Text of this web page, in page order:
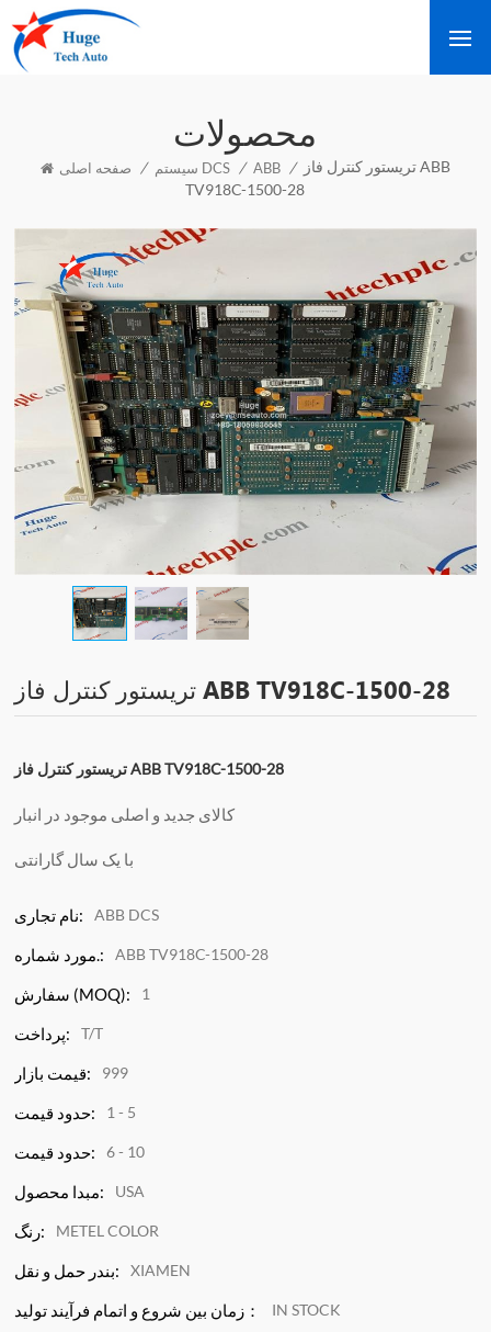
محصولات
صفحه اصلی / سیستم DCS / ABB /
تریستور کنترل فاز ABB
TV918C-1500-28
تریستور کنترل فاز ABB TV918C-1500-28
تریستور کنترل فاز ABB TV918C-1500-28
کالای جدید و اصلی موجود در انبار
با یک سال گارانتی
نام تجاری: ABB DCS
مورد شماره.: ABB TV918C-1500-28
سفارش (MOQ): 1
پرداخت: T/T
قیمت بازار: 999
حدود قیمت: 1 - 5
حدود قیمت: 6 - 10
مبدا محصول: USA
رنگ: METEL COLOR
بندر حمل و نقل: XIAMEN
زمان بین شروع و اتمام فرآیند تولید： IN STOCK